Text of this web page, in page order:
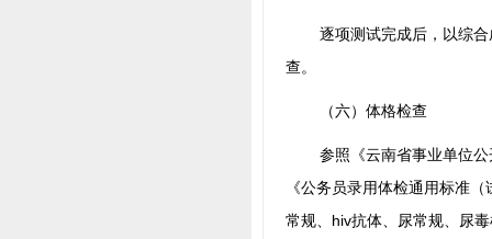
逐项测试完成后，以综
查。
（六）体格检查
参照《云南省事业单位
《公务员录用体检通用标准
常规、hiv抗体、尿常规、尿